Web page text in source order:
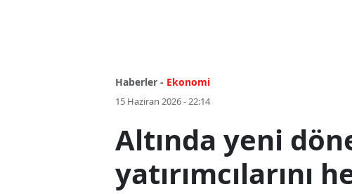
Haberler - Ekonomi
15 Haziran 2026 - 22:14
Altında yeni
yatırımcılarını